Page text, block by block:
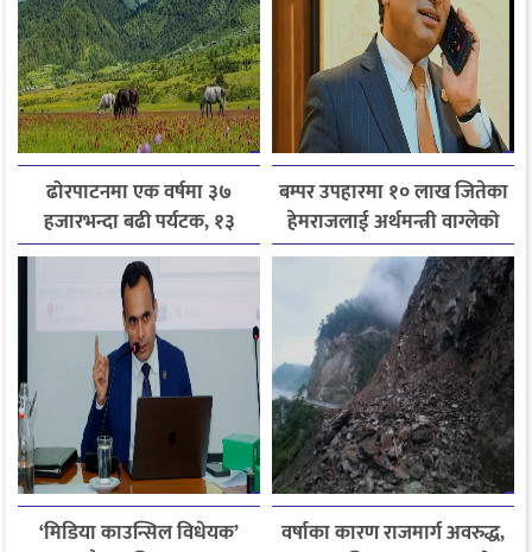
ढोरपाटनमा एक वर्षमा ३७
हजारभन्दा बढी पर्यटक, १३
हजारले बढ्यो आगमन
बम्पर उपहारमा १० लाख जितेका
हेमराजलाई अर्थमन्त्री वाग्लेको
फोन, रुपन्देहीकी सपनाले
जितिन् एक लाख
‘मिडिया काउन्सिल विधेयक’
वर्षाका कारण राजमार्ग अवरुद्ध,